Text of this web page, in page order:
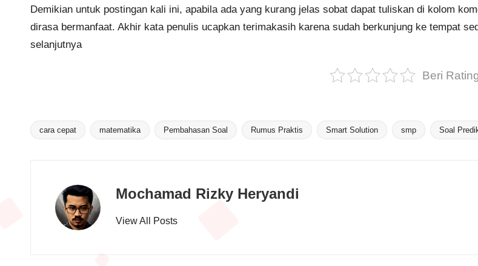
Demikian untuk postingan kali ini, apabila ada yang kurang jelas sobat dapat tuliskan di kolom
dirasa bermanfaat. Akhir kata penulis ucapkan terimakasih karena sudah berkunjung ke tempat
selanjutnya
Beri
Tags:
cara cepat matematika Pembahasan Soal Rumus Praktis Smart Solution smp Soal
Mochamad Rizky Heryandi
View All Posts